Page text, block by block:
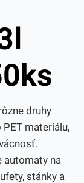
druhy
PET materiálu,
automaty na
stánky a